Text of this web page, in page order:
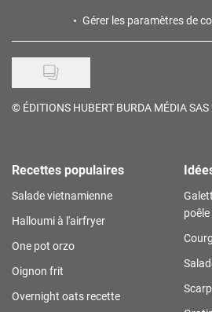
Gérer les paramètres de
© ÉDITIONS HUBERT BURDA MÉDIA
Recettes populaires
Salade vietnamienne
Halloumi à l'airfryer
One pot orzo
Oignon frit
Overnight oats recette
poêle